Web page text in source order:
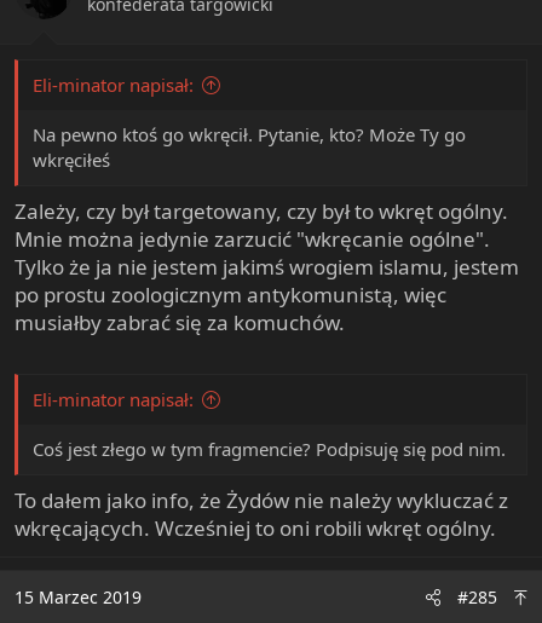
s
Eli-minator napisał:
Na pewno ktoś go wkręcił. Pytanie, kto? Może Ty go
wkręciłeś
Zależy, czy był targetowany, czy był to wkręt ogólny.
Mnie można jedynie zarzucić "wkręcanie ogólne".
Tylko że ja nie jestem jakimś wrogiem islamu, jestem
po prostu zoologicznym antykomunistą, więc
musiałby zabrać się za komuchów.
Eli-minator napisał:
Coś jest złego w tym fragmencie? Podpisuję się pod nim.
To dałem jako info, że Żydów nie należy wykluczać z
wkręcających. Wcześniej to oni robili wkręt ogólny.
15 Marzec 2019 #285